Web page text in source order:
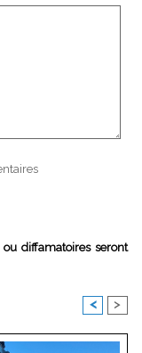
diffamatoires seront
< >